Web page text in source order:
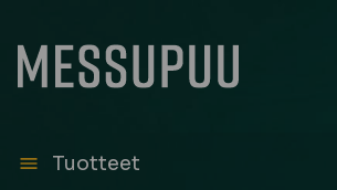
Tuotteet